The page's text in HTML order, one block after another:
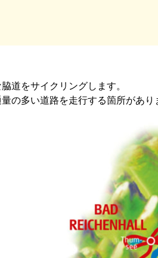
道をサイクリングします。
の多い道路を走行する箇所があ